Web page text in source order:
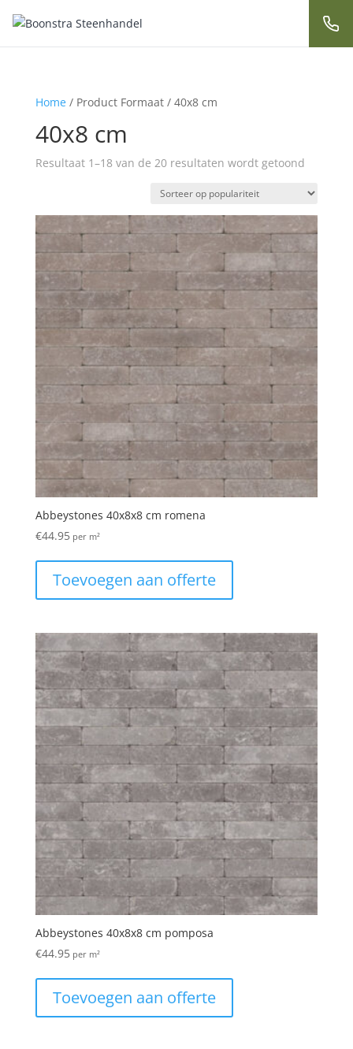
Home/ Product Formaat / 40x8 cm
40x8 cm
Resultaat 1–18 van de 20 resultaten wordt getoond
Abbeystones 40x8x8 cm romena
€44.95per m²
Toevoegen aan offerte
Abbeystones 40x8x8 cm pomposa
€44.95per m²
Toevoegen aan offerte